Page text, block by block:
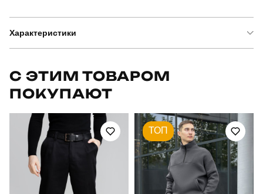
Характеристики
Модель
Артикул BLss2872Sba
Призначення для повсякденного носіння
Стиль повсякденний
С ЭТИМ ТОВАРОМ
ПОКУПАЮТ
ТОП